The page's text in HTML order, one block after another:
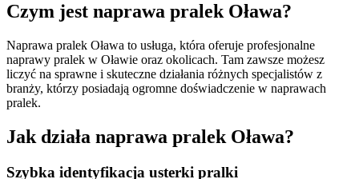
Czym jest naprawa pralek Oława?
Naprawa pralek Oława to usługa, która oferuje profesjonalne
naprawy pralek w Oławie oraz okolicach. Tam zawsze możesz
liczyć na sprawne i skuteczne działania różnych specjalistów z
branży, którzy posiadają ogromne doświadczenie w naprawach
pralek.
Jak działa naprawa pralek Oława?
Szybka identyfikacja usterki pralki